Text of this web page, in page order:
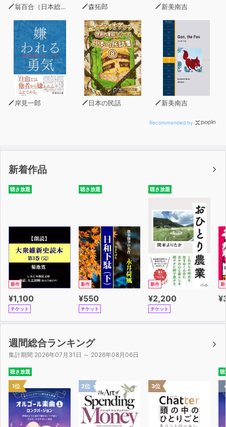
翁百合（日本総合研究所理事） 森拓郎 新美南吉
岸見一郎 日本の民話 新美南吉
Recommended by
新着作品
聴き放題
新作
¥1,100
チケット
聴き放題
新作
¥550
チケット
聴き放題
新作
¥2,200
チケット
新
週間総合ランキング
集計期間 2026年07月31日 ～ 2026年08月06日
聴き放題
1位 2位 3位
聴